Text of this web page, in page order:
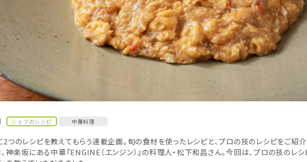
シェフのレシピ 中華料理
2つのレシピを教えてもらう連載企画。旬の食材を使ったレシピと、プロの技のレシピをご紹
神楽坂にある中華『ENGINE（エンジン）』の料理人・松下和昌さん。今回は、プロの技のレシ